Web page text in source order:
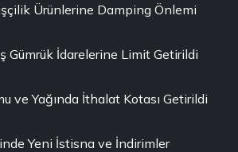
Ürünlerine Damping Önlemi
Gümrük İdarelerine Limit Getirildi
ve Yağında İthalat Kotası Getirildi
Yeni İstisna ve İndirimler